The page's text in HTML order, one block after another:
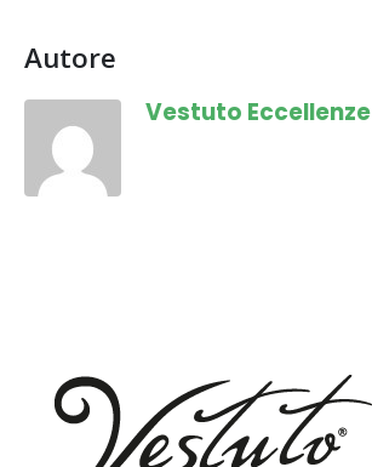
Autore
Vestuto Eccellenze